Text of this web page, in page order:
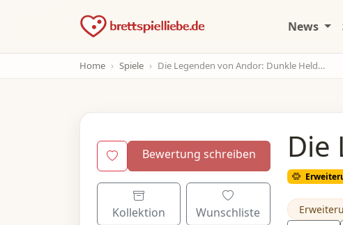
News
Home Spiele Die Legenden von Andor: Dunkle Helden
Bewertung schreiben
Kollektion Wunschliste
Die